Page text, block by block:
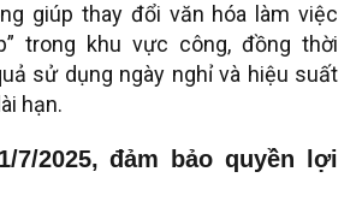
giúp thay đổi văn hóa làm việc
trong khu vực công, đồng thời
sử dụng ngày nghỉ và hiệu suất
hạn.
7/2025, đảm bảo quyền lợi